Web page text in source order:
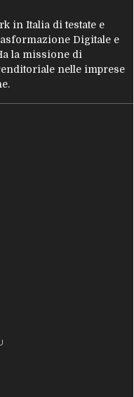
in Italia di testate e
Digitale e
la missione di
nelle imprese